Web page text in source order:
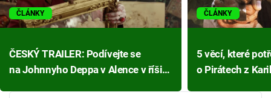
ČLÁNKY
ČESKÝ TRAILER: Podívejte se
na Johnnyho Deppa v Alence v říši
ČLÁNKY
5 věcí, které
o Pirátech z